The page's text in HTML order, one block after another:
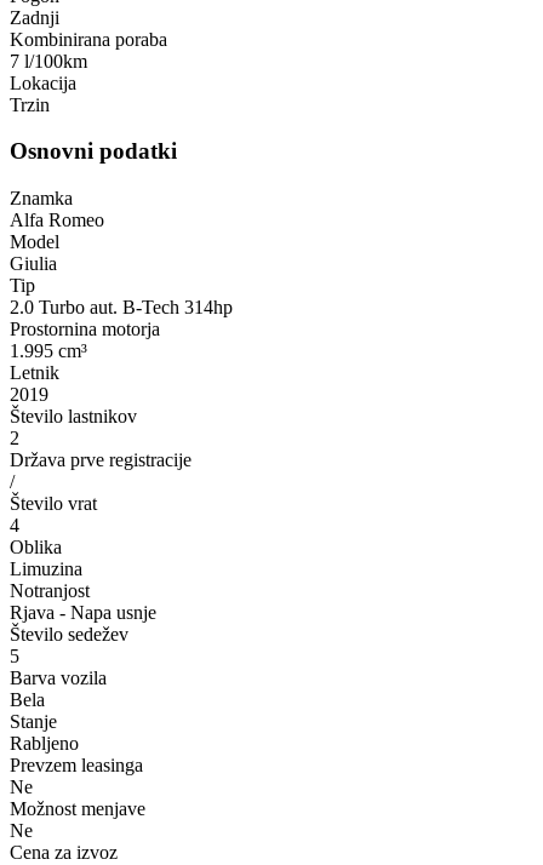
Zadnji
Kombinirana poraba
7 l/100km
Lokacija
Trzin
Osnovni podatki
Znamka
Alfa Romeo
Model
Giulia
Tip
2.0 Turbo aut. B-Tech 314hp
Prostornina motorja
1.995 cm³
Letnik
2019
Število lastnikov
2
Država prve registracije
/
Število vrat
4
Oblika
Limuzina
Notranjost
Rjava - Napa usnje
Število sedežev
5
Barva vozila
Bela
Stanje
Rabljeno
Prevzem leasinga
Ne
Možnost menjave
Ne
Cena za izvoz